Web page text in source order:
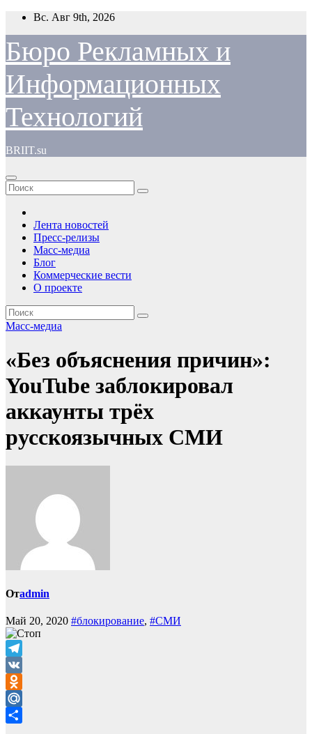
Перейти
содержимому
Вс. Авг 9th, 2026
Бюро Рекламных и
Информационных
Технологий
BRIIT.su
Лента новостей
Пресс-релизы
Масс-медиа
Блог
Коммерческие вести
О проекте
Масс-медиа
«Без объяснения причин»:
YouTube заблокировал
аккаунты трёх
русскоязычных СМИ
Отadmin
Май 20, 2020 #блокирование, #СМИ
Telegram
VK
Odnoklassniki
Mail.Ru